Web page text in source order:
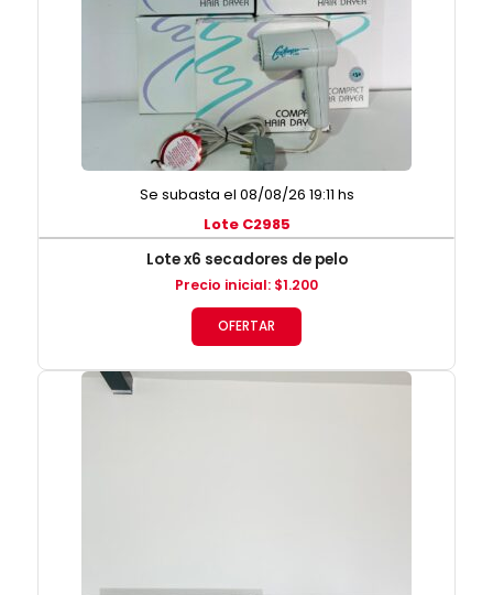
Se subasta el 08/08/26 19:11 hs
Lote C2985
Lote x6 secadores de pelo
Precio inicial: $1.200
OFERTAR